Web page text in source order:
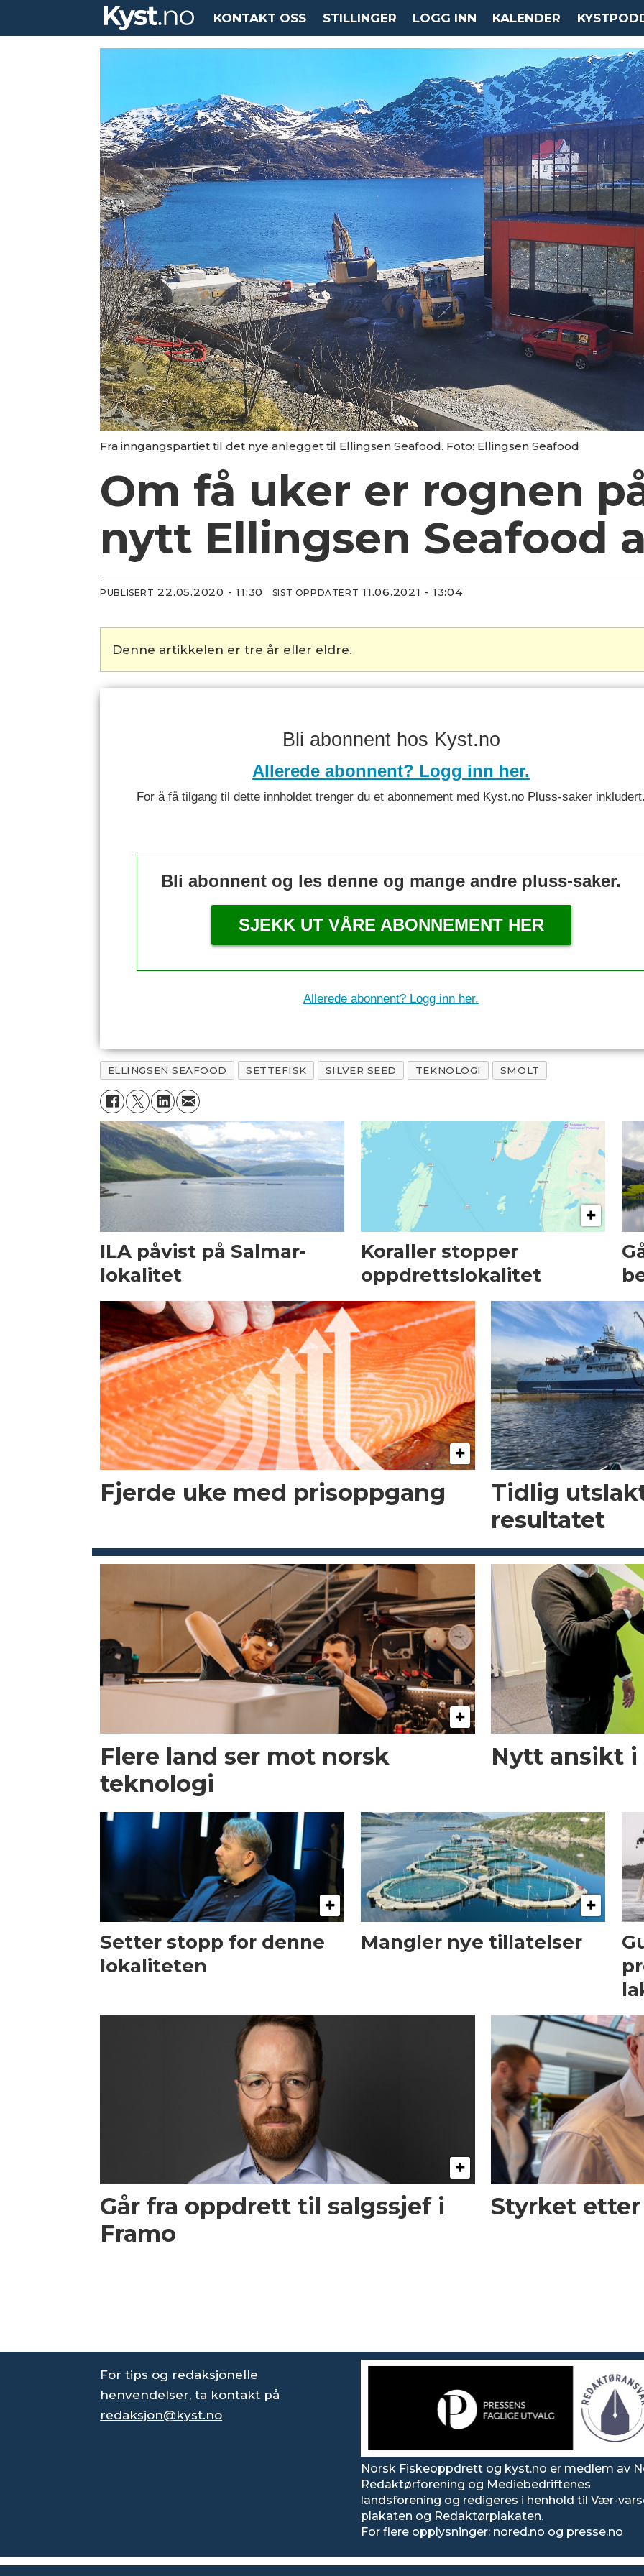
KONTAKT OSS STILLINGER LOGG INN KALENDER
Fra inngangspartiet til det nye anlegget til Ellingsen Seafood. Foto: Ellingsen Seafood
Om få uker er rognen
nytt Ellingsen Seafood
PUBLISERT 22.05.2020 - 11:30 SIST OPPDATERT 11.06.2021 - 13:04
Denne artikkelen er tre år eller eldre.
Bli abonnent hos Kyst.no
Allerede abonnent? Logg inn her.
For å få tilgang til dette innholdet trenger du et abonnement med Kyst.no Pluss-saker
Bli abonnent og les denne og mange andre pluss-saker.
SJEKK UT VÅRE ABONNEMENT HER
Allerede abonnent? Logg inn her.
ELLINGSEN SEAFOOD SETTEFISK SILVER SEED TEKNOLOGI SMOLT
ILA påvist på Salmar-
lokalitet
Koraller stopper
oppdrettslokalitet
Fjerde uke med prisoppgang
Tidlig
resultatet
Flere land ser mot norsk
teknologi
Nytt ansikt i
Setter stopp for denne
lokaliteten
Mangler nye tillatelser
Går fra oppdrett til salgssjef i
Framo
Styrket
For tips og redaksjonelle
henvendelser, ta kontakt på
redaksjon@kyst.no
Norsk Fiskeoppdrett og kyst.no er medlem av
Redaktørforening og Mediebedriftenes
landsforening og redigeres i henhold til Vær-
plakaten og Redaktørplakaten.
For flere opplysninger: nored.no og presse.no